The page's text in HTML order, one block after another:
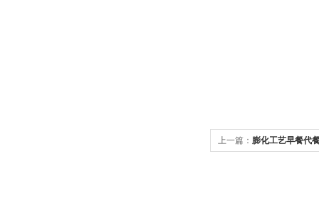
上一篇： 膨化工艺早餐代